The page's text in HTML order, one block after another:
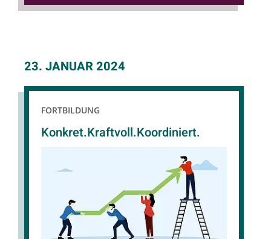
23. JANUAR 2024
FORTBILDUNG
Konkret.Kraftvoll.Koordiniert.